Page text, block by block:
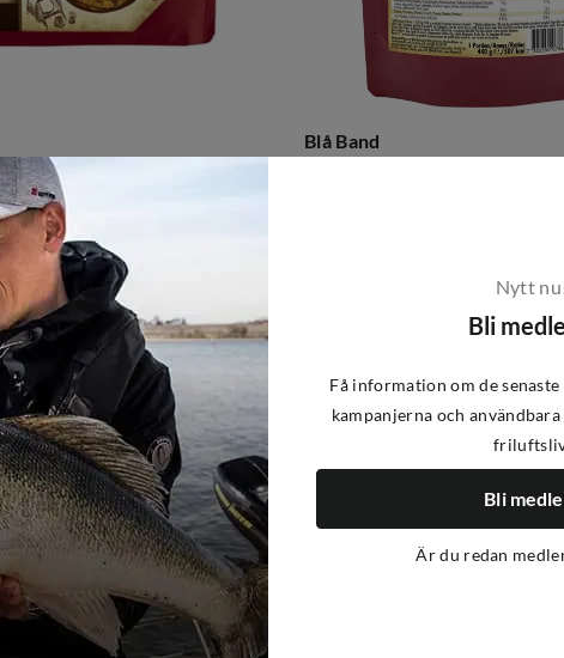
Blå Band
Nytt
Bli
Få information om de
kampanjerna och
Bli
Är du redan